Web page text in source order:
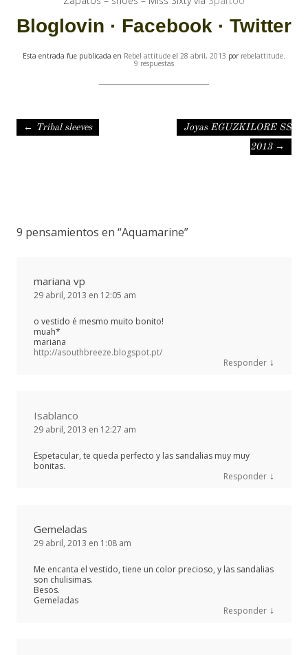
Bloglovin · Facebook · Twitter
Esta entrada fue publicada en Rebel attitude el 28 abril, 2013 por rebelattitude
9 respuestas
Navegación de entradas
← Tribal sleeves
Joyas EGUZKILORE SS
2013 →
9 pensamientos en “Aquamarine”
mariana vp
29 abril, 2013 en 12:05 am
o vestido é mesmo muito bonito!
muah*
mariana
http://asouthbreeze.blogspot.pt/
Responder ↓
Isablanco
29 abril, 2013 en 12:27 am
Espetacular, te queda perfecto y las sandalias muy muy
bonitas.
Responder ↓
Gemeladas
29 abril, 2013 en 1:08 am
Me encanta el vestido, tiene un color precioso, y las sandalias
son chulisimas.
Besos.
Gemeladas
Responder ↓